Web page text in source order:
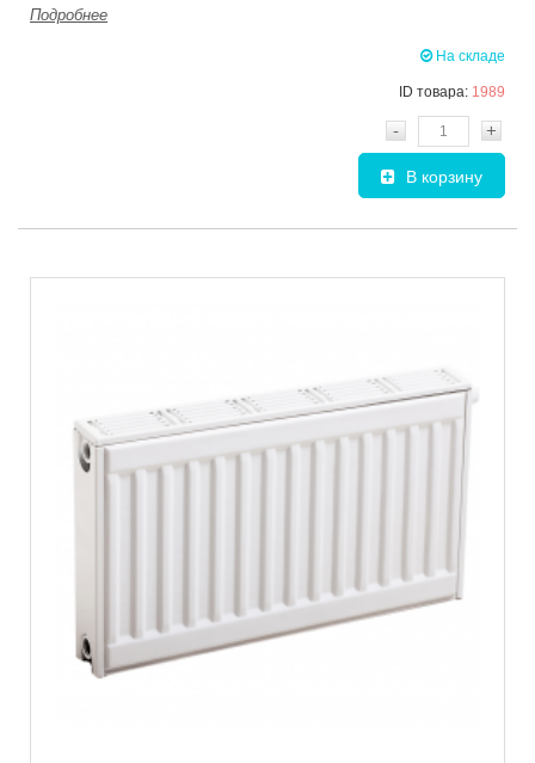
Подробнее
На складе
ID товара: 1989
- +
В корзину